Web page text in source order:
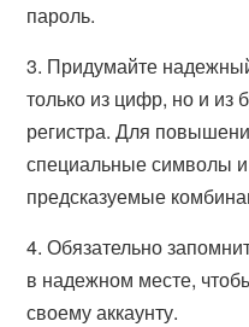
пароль.
3. Придумайте
только из цифр, но и из
регистра. Для
специальные символы
предсказуемые
4. Обязательно
в надежном месте,
своему аккаунту.